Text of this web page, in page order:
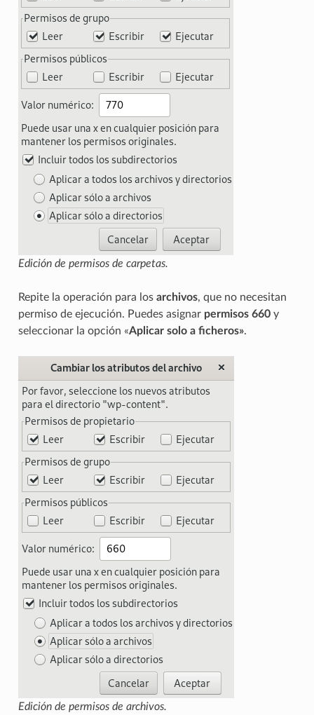
Edición de permisos de carpetas.
Repite la operación para los archivos, que no necesitan
permiso de ejecución. Puedes asignar permisos 660y
seleccionar la opción «Aplicar solo a ficheros».
Edición de permisos de archivos.